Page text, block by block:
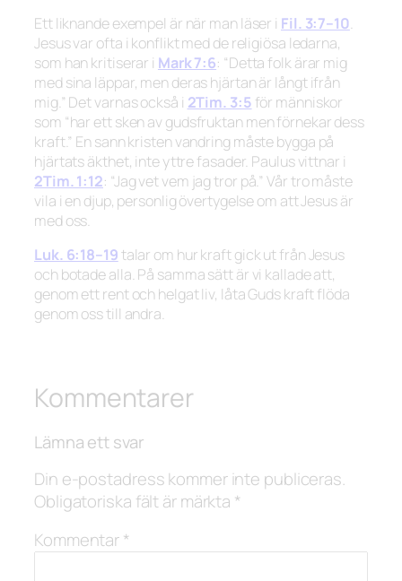
Ett liknande exempel är när man läser i Fil. 3:7–10.
Jesus var ofta i konflikt med de religiösa ledarna,
som han kritiserar i Mark 7:6: “Detta folk ärar mig
med sina läppar, men deras hjärtan är långt ifrån
mig.” Det varnas också i 2Tim. 3:5 för människor
som “har ett sken av gudsfruktan men förnekar dess
kraft.” En sann kristen vandring måste bygga på
hjärtats äkthet, inte yttre fasader. Paulus vittnar i
2Tim. 1:12: “Jag vet vem jag tror på.” Vår tro måste
vila i en djup, personlig övertygelse om att Jesus är
med oss.
Luk. 6:18–19talar om hur kraft gick ut från Jesus
och botade alla. På samma sätt är vi kallade att,
genom ett rent och helgat liv, låta Guds kraft flöda
genom oss till andra.
Kommentarer
Lämna ett svar
Din e-postadress kommer inte publiceras.
Obligatoriska fält är märkta *
Kommentar*